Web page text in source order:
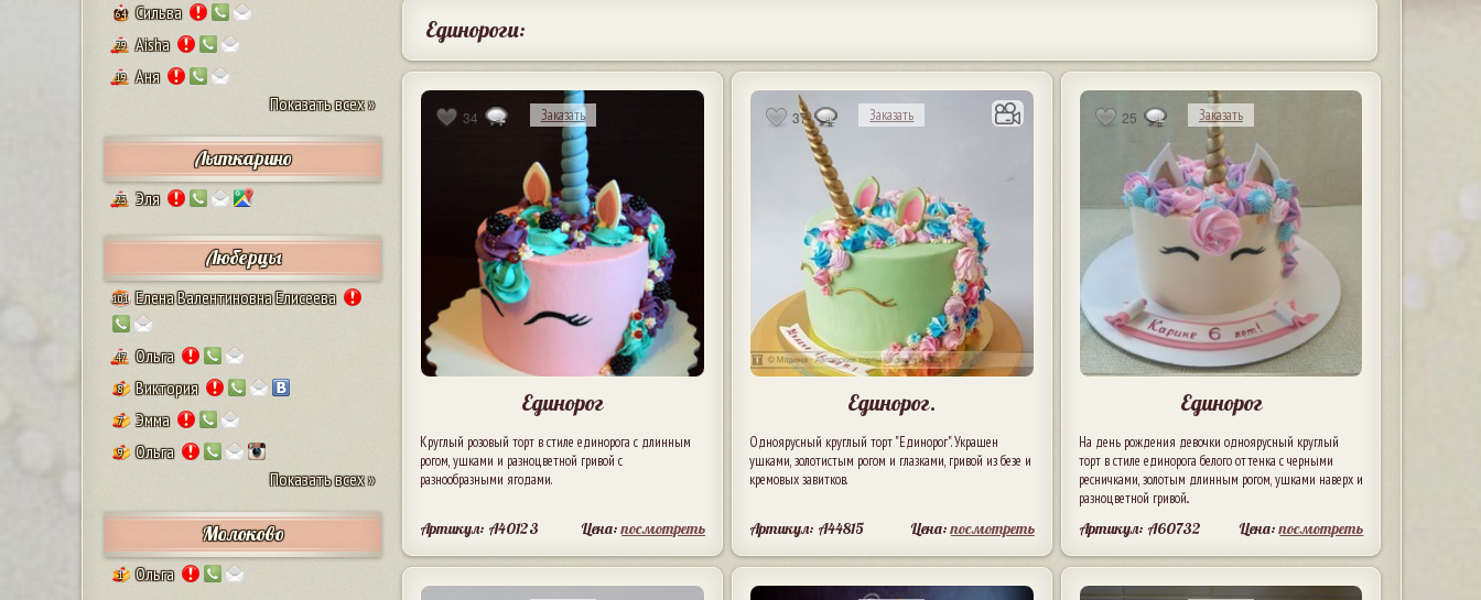
64 Сильва
29 Aisha
19
Аня
Показать всех »
Лыткарино
23 Эля
Люберцы
101 Елена Валентиновна Елисеева
47 Ольга
8 Виктория
7 Эмма
9
Ольга
Показать всех »
Молоково
1 Ольга
Единороги:
34 Заказать
Единорог
Круглый розовый торт в стиле единорога с длинным
рогом, ушками и разноцветной гривой с
разнообразными ягодами.
Артикул: A40123 Цена:посмотреть
37 Заказать
Единорог.
Одноярусный круглый торт "Единорог". Украшен
ушками, золотистым рогом и глазками, гривой из безе и
кремовых завитков.
Артикул: A44815 Цена:посмотреть
25 Заказать
Единорог
На день рождения девочки одноярусный круглый
торт в стиле единорога белого оттенка с черными
ресничками, золотым длинным рогом, ушками наверх и
разноцветной гривой..
Артикул: A60732 Цена:посмотреть